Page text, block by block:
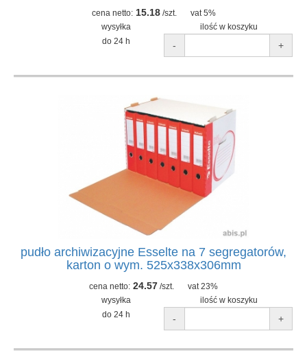
cena netto: 15.18/szt.
vat 5%
wysyłka
ilość w koszyku
do 24 h
- +
pudło archiwizacyjne Esselte na 7 segregatorów,
karton o wym. 525x338x306mm
cena netto: 24.57 /szt.
vat 23%
wysyłka
ilość w koszyku
do 24 h
- +